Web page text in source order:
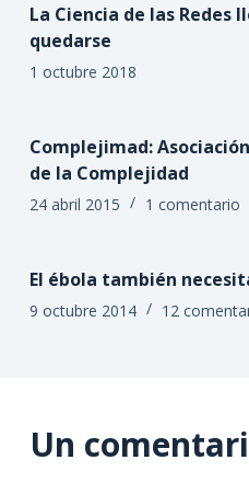
La Ciencia de las
quedarse
1 octubre 2018
Complejimad:
de la Complejidad
24 abril 2015 1 comentario
El ébola también
9 octubre 2014 12
Un